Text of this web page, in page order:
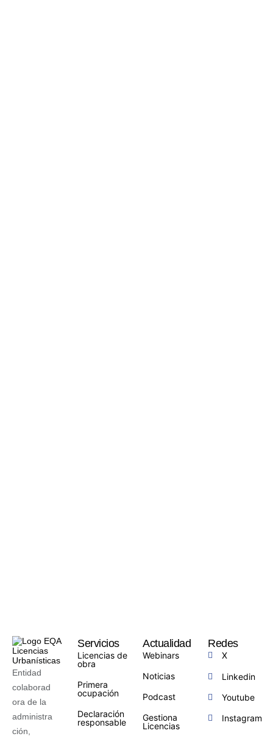
Entidad
colaborad
ora de la
administra
ción,
Servicios
Licencias de
obra
Primera
ocupación
Declaración
responsable
Actualidad
Webinars
Noticias
Podcast
Gestiona
Licencias
Redes
X
Linkedin
Youtube
Instagram